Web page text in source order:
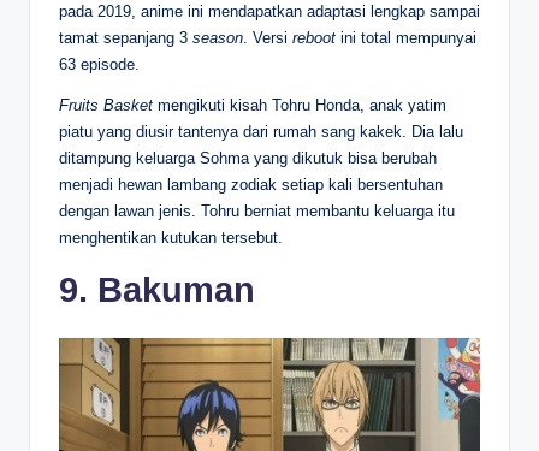
pada 2019, anime ini mendapatkan adaptasi lengkap sampai
tamat sepanjang 3 season . Versi reboot ini total mempunyai
63 episode.
Fruits Basket mengikuti kisah Tohru Honda, anak yatim
piatu yang diusir tantenya dari rumah sang kakek. Dia lalu
ditampung keluarga Sohma yang dikutuk bisa berubah
menjadi hewan lambang zodiak setiap kali bersentuhan
dengan lawan jenis. Tohru berniat membantu keluarga itu
menghentikan kutukan tersebut.
9. Bakuman